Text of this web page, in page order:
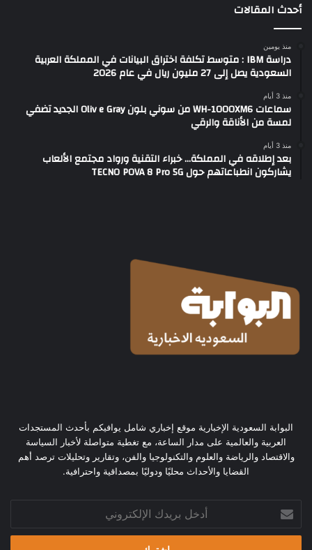
أحدث المقالات
منذ يومين
دراسة IBM : متوسط تكلفة اختراق البيانات في المملكة العربية
السعودية يصل إلى 27 مليون ريال في عام 2026
منذ 3 أيام
سماعات WH-1000XM6 من سوني بلون Oliv e Gray الجديد تضفي
لمسة من الأناقة والرقي
منذ 3 أيام
بعد إطلاقه في المملكة… خبراء التقنية ورواد مجتمع الألعاب
يشاركون انطباعاتهم حول TECNO POVA 8 Pro 5G
البوابة السعودية الإخبارية موقع إخباري شامل يوافيكم بأحدث المستجدات
العربية والعالمية على مدار الساعة، مع تغطية متواصلة لأخبار السياسة
والاقتصاد والرياضة والعلوم والتكنولوجيا والفن، وتقارير وتحليلات ترصد أهم
القضايا والأحداث محليًا ودوليًا بمصداقية واحترافية.
بريدك
الإلكتروني